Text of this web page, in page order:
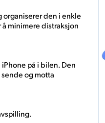
den i enkle
å minimere distraksjon
på i bilen. Den
og motta